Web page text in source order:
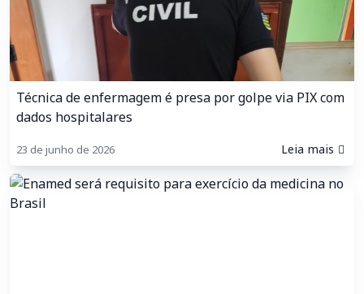
Técnica de enfermagem é presa por golpe via PIX com
dados hospitalares
23 de junho de 2026 Leia mais